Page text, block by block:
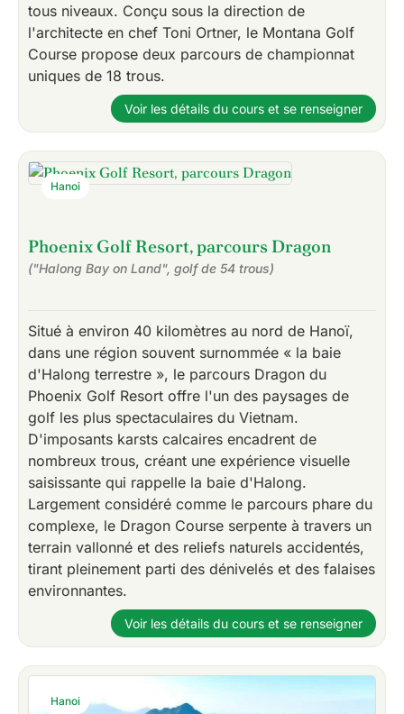
tous niveaux. Conçu sous la direction de
l'architecte en chef Toni Ortner, le Montana Golf
Course propose deux parcours de championnat
uniques de 18 trous.
Voir les détails du cours et se renseigner
Phoenix Golf Resort, parcours Dragon
("Halong Bay on Land", golf de 54 trous)
Situé à environ 40 kilomètres au nord de Hanoï,
dans une région souvent surnommée « la baie
d'Halong terrestre », le parcours Dragon du
Phoenix Golf Resort offre l'un des paysages de
golf les plus spectaculaires du Vietnam.
D'imposants karsts calcaires encadrent de
nombreux trous, créant une expérience visuelle
saisissante qui rappelle la baie d'Halong.
Largement considéré comme le parcours phare du
complexe, le Dragon Course serpente à travers un
terrain vallonné et des reliefs naturels accidentés,
tirant pleinement parti des dénivelés et des falaises
environnantes.
Hanoi
Voir les détails du cours et se renseigner
Hanoi